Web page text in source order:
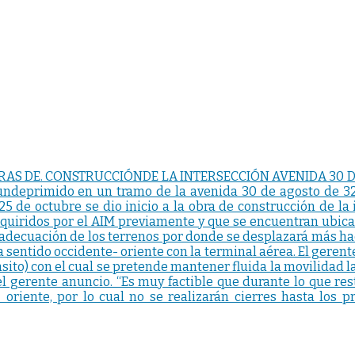
DE. CONSTRUCCIÓNDE LA INTERSECCIÓN AVENIDA
en un tramo de la avenida 30 de agosto de
de octubre se dio inicio a la obra de construcción de
por el AIM previamente y que se encuentran
de los terrenos por donde se desplazará más
occidente- oriente con la terminal aérea. El
con el cual se pretende mantener fluida la
gerente anuncio. “Es muy factible que durante lo que
por lo cual no se realizarán cierres hasta los